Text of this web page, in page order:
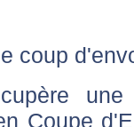
coup
Coupe